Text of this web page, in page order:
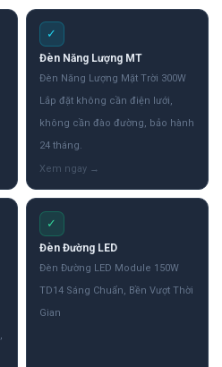
✓
Đèn Năng Lượng MT
Đèn Năng Lượng Mặt Trời 300W
Lắp đặt không cần điện lưới,
không cần đào đường, bảo hành
24 tháng.
✓
Đèn Đường LED
Đèn Đường LED Module 150W
TD14 Sáng Chuẩn, Bền Vượt Thời
Gian